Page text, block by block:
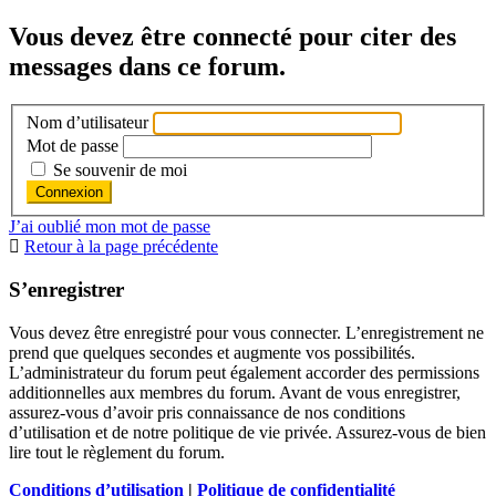
Vous devez être connecté pour citer des
messages dans ce forum.
Nom d’utilisateur
Mot de passe
Se souvenir de moi
J’ai oublié mon mot de passe
Retour à la page précédente
S’enregistrer
Vous devez être enregistré pour vous connecter. L’enregistrement ne
prend que quelques secondes et augmente vos possibilités.
L’administrateur du forum peut également accorder des permissions
additionnelles aux membres du forum. Avant de vous enregistrer,
assurez-vous d’avoir pris connaissance de nos conditions
d’utilisation et de notre politique de vie privée. Assurez-vous de bien
lire tout le règlement du forum.
Conditions d’utilisation | Politique de confidentialité